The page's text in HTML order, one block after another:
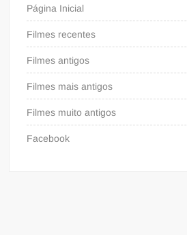
Página Inicial
Filmes recentes
Filmes antigos
Filmes mais antigos
Filmes muito antigos
Facebook